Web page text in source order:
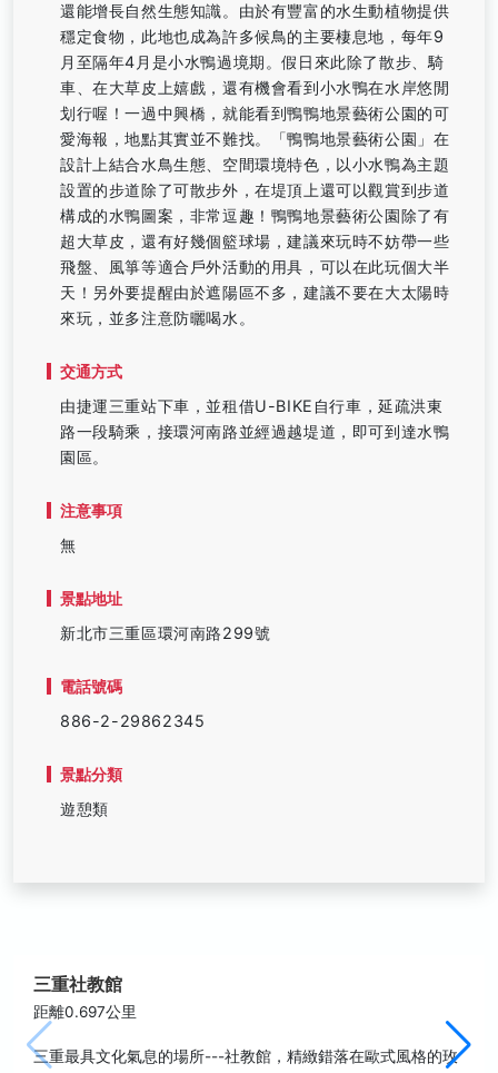
還能增長自然生態知識。由於有豐富的水生動植物提供
穩定食物，此地也成為許多候鳥的主要棲息地，每年9
月至隔年4月是小水鴨過境期。假日來此除了散步、騎
車、在大草皮上嬉戲，還有機會看到小水鴨在水岸悠閒
划行喔！一過中興橋，就能看到鴨鴨地景藝術公園的可
愛海報，地點其實並不難找。「鴨鴨地景藝術公園」在
設計上結合水鳥生態、空間環境特色，以小水鴨為主題
設置的步道除了可散步外，在堤頂上還可以觀賞到步道
構成的水鴨圖案，非常逗趣！鴨鴨地景藝術公園除了有
超大草皮，還有好幾個籃球場，建議來玩時不妨帶一些
飛盤、風箏等適合戶外活動的用具，可以在此玩個大半
天！另外要提醒由於遮陽區不多，建議不要在大太陽時
來玩，並多注意防曬喝水。
交通方式
由捷運三重站下車，並租借U-BIKE自行車，延疏洪東
路一段騎乘，接環河南路並經過越堤道，即可到達水鴨
園區。
注意事項
無
景點地址
新北市三重區環河南路299號
電話號碼
886-2-29862345
景點分類
遊憩類
三重社教館
距離0.697公里
三重最具文化氣息的場所---社教館，精緻錯落在歐式風格的玫